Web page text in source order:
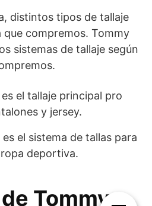
distintos tipos de tallaje
que compremos. Tommy
sistemas de tallaje según
el tallaje principal pro
y jersey.
el sistema de tallas para
deportiva.
Tommy